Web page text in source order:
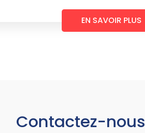
EN SAVOIR PLUS
Contactez-nous